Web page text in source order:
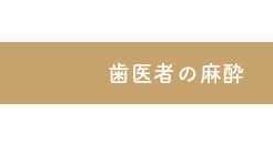
歯医者の麻酔